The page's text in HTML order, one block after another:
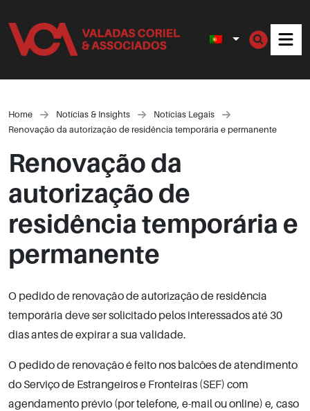
Home Notícias & Insights
Notícias Legais
Renovação da autorização de residência temporária e permanente
Renovação da
autorização de
residência temporária e
permanente
O pedido de renovação de autorização de residência
temporária deve ser solicitado pelos interessados até 30
dias antes de expirar a sua validade.
O pedido de renovação é feito nos balcões de atendimento
do Serviço de Estrangeiros e Fronteiras (SEF) com
agendamento prévio (por telefone, e-mail ou online) e, caso